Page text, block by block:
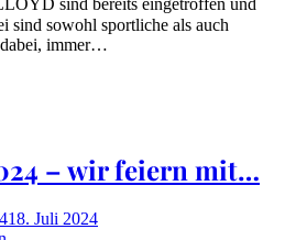
sind bereits eingetroffen und
sind sowohl sportliche als auch
dabei, immer…
– wir feiern mit…
18. Juli 2024